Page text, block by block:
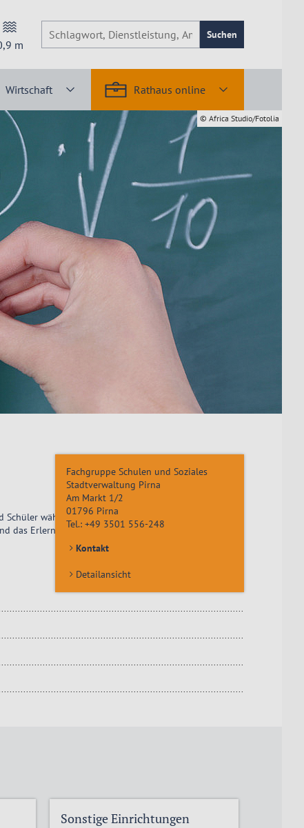
m
Suchen
Wirtschaft Rathaus online
© Africa Studio/Fotolia
während ihrer achtjährigen Schullaufbahn auf
das Erlernen einer dritten Fremdsprache an.
Sonstige Einrichtungen
Fachgruppe Schulen und Soziales
Stadtverwaltung Pirna
Am Markt 1/2
01796 Pirna
Tel.:+49 3501 556-248
Kontakt
Detailansicht